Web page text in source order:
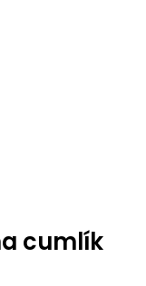
cumlík